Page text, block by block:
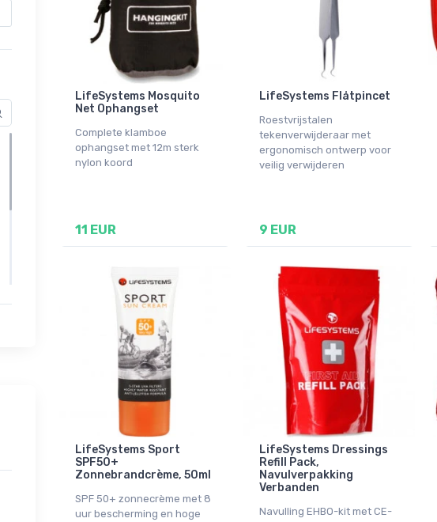
LifeSystems Mosquito
Net Ophangset
Complete klamboe
ophangset met 12m sterk
nylon koord
11 EUR
LifeSystems Flåtpincet
Roestvrijstalen
tekenverwijderaar met
ergonomisch ontwerp voor
veilig verwijderen
9 EUR
LifeSystems Sport
SPF50+
Zonnebrandcrème, 50ml
SPF 50+ zonnecrème met 8
uur bescherming en hoge
LifeSystems Dressings
Refill Pack,
Navulverpakking
Verbanden
Navulling EHBO-kit met CE-